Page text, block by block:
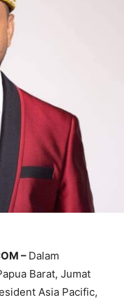
– Dalam
Barat, Jumat
Asia Pacific,